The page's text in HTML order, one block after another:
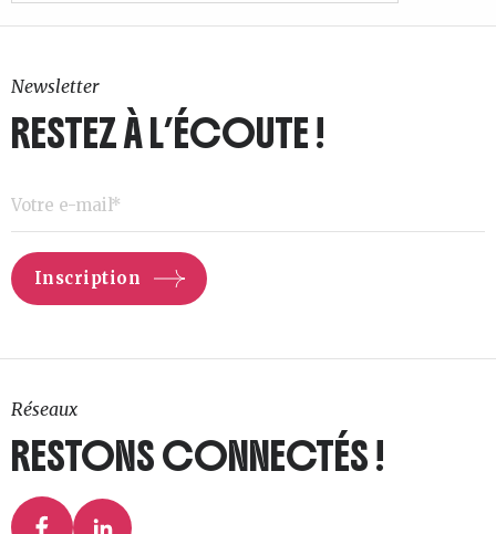
Newsletter
RESTEZ À L’ÉCOUTE !
Réseaux
RESTONS CONNECTÉS !